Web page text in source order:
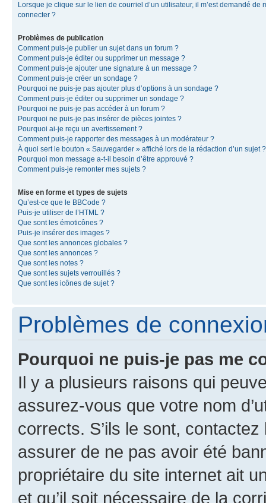
Lorsque je clique sur le lien de courriel d’un utilisateur, il m’est demandé de
connecter ?
Problèmes de publication
Comment puis-je publier un sujet dans un forum ?
Comment puis-je éditer ou supprimer un message ?
Comment puis-je ajouter une signature à un message ?
Comment puis-je créer un sondage ?
Pourquoi ne puis-je pas ajouter plus d’options à un sondage ?
Comment puis-je éditer ou supprimer un sondage ?
Pourquoi ne puis-je pas accéder à un forum ?
Pourquoi ne puis-je pas insérer de pièces jointes ?
Pourquoi ai-je reçu un avertissement ?
Comment puis-je rapporter des messages à un modérateur ?
À quoi sert le bouton « Sauvegarder » affiché lors de la rédaction d’un sujet ?
Pourquoi mon message a-t-il besoin d’être approuvé ?
Comment puis-je remonter mes sujets ?
Mise en forme et types de sujets
Qu’est-ce que le BBCode ?
Puis-je utiliser de l’HTML ?
Que sont les émoticônes ?
Puis-je insérer des images ?
Que sont les annonces globales ?
Que sont les annonces ?
Que sont les notes ?
Que sont les sujets verrouillés ?
Que sont les icônes de sujet ?
Problèmes de
Pourquoi ne puis-je pas me
Il y a plusieurs raisons qui
assurez-vous que votre nom
corrects. S’ils le sont,
assurer de ne pas avoir été
propriétaire du site internet ait
et qu’il soit nécessaire de la